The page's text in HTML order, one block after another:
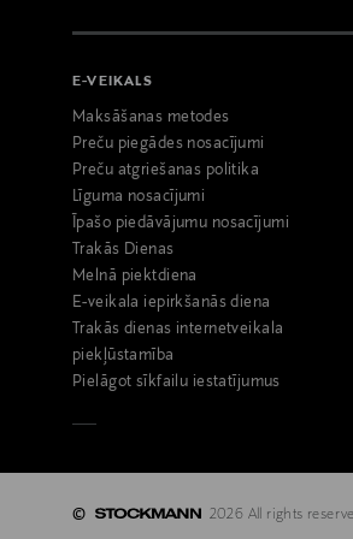
E-VEIKALS
Maksāšanas metodes
Preču piegādes nosacījumi
Preču atgriešanas politika
Līguma nosacījumi
Īpašo piedāvājumu nosacījumi
Trakās Dienas
Melnā piektdiena
E-veikala iepirkšanās diena
Trakās dienas internetveikala
piekļūstamība
Pielāgot sīkfailu iestatījumus
© 2026 All rights